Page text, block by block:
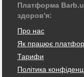
Платформа
здоров'я:
Про нас
Як працює
Тарифи
Політика